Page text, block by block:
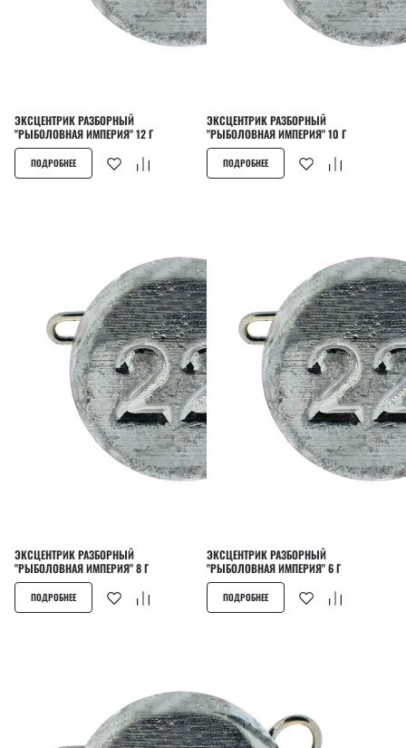
ЭКСЦЕНТРИК РАЗБОРНЫЙ
"РЫБОЛОВНАЯ ИМПЕРИЯ" 12 Г
ПОДРОБНЕЕ
ЭКСЦЕНТРИК РАЗБОРНЫЙ
"РЫБОЛОВНАЯ ИМПЕРИЯ" 10 Г
ПОДРОБНЕЕ
ЭКСЦЕНТРИК РАЗБОРНЫЙ
"РЫБОЛОВНАЯ ИМПЕРИЯ" 8 Г
ПОДРОБНЕЕ
ЭКСЦЕНТРИК РАЗБОРНЫЙ
"РЫБОЛОВНАЯ ИМПЕРИЯ" 6 Г
ПОДРОБНЕЕ